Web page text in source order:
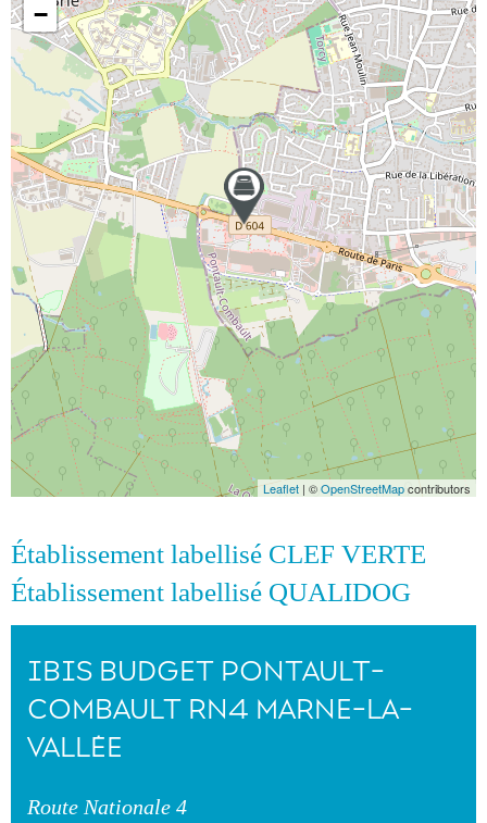
−
Leaflet | ©OpenStreetMapcontributors
Établissement labellisé CLEF VERTE
Établissement labellisé QUALIDOG
IBIS BUDGET PONTAULT-
COMBAULT RN4 MARNE-LA-
VALLÉE
Route Nationale 4